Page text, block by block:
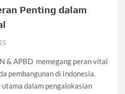
Penting dalam
& APBD memegang peran vital
pembangunan di Indonesia.
dalam pengalokasian